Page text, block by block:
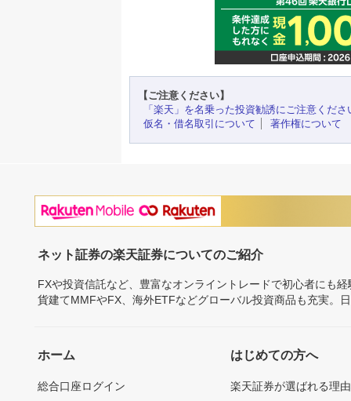
【ご注意ください】
「楽天」を名乗った投資勧誘にご注意くださ
仮名・借名取引について
著作権について
ネット証券の楽天証券についてのご紹介
FXや投資信託など、豊富なオンライントレードで初心者にも
貨建てMMFやFX、海外ETFなどグローバル投資商品も充実。
ホーム
総合口座ログイン
はじめての方へ
楽天証券が選ばれる理由